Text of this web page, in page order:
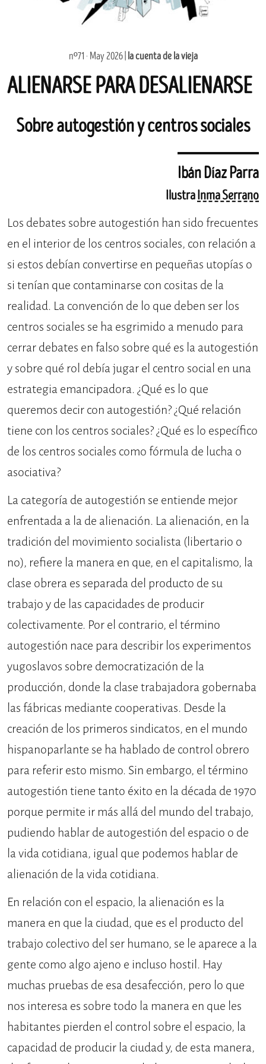
nº71 · May 2026 | la cuenta de la vieja
ALIENARSE PARA DESALIENARSE
Sobre autogestión y centros sociales
Ibán Díaz Parra
IlustraInma Serrano
Los debates sobre autogestión han sido frecuentes
en el interior de los centros sociales, con relación a
si estos debían convertirse en pequeñas utopías o
si tenían que contaminarse con cositas de la
realidad. La convención de lo que deben ser los
centros sociales se ha esgrimido a menudo para
cerrar debates en falso sobre qué es la autogestión
y sobre qué rol debía jugar el centro social en una
estrategia emancipadora. ¿Qué es lo que
queremos decir con autogestión? ¿Qué relación
tiene con los centros sociales? ¿Qué es lo específico
de los centros sociales como fórmula de lucha o
asociativa?
La categoría de autogestión se entiende mejor
enfrentada a la de alienación. La alienación, en la
tradición del movimiento socialista (libertario o
no), refiere la manera en que, en el capitalismo, la
clase obrera es separada del producto de su
trabajo y de las capacidades de producir
colectivamente. Por el contrario, el término
autogestión nace para describir los experimentos
yugoslavos sobre democratización de la
producción, donde la clase trabajadora gobernaba
las fábricas mediante cooperativas. Desde la
creación de los primeros sindicatos, en el mundo
hispanoparlante se ha hablado de control obrero
para referir esto mismo. Sin embargo, el término
autogestión tiene tanto éxito en la década de 1970
porque permite ir más allá del mundo del trabajo,
pudiendo hablar de autogestión del espacio o de
la vida cotidiana, igual que podemos hablar de
alienación de la vida cotidiana.
En relación con el espacio, la alienación es la
manera en que la ciudad, que es el producto del
trabajo colectivo del ser humano, se le aparece a la
gente como algo ajeno e incluso hostil. Hay
muchas pruebas de esa desafección, pero lo que
nos interesa es sobre todo la manera en que les
habitantes pierden el control sobre el espacio, la
capacidad de producir la ciudad y, de esta manera,